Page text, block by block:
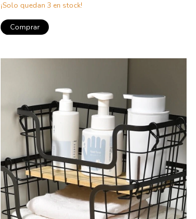
¡Solo quedan 3 en stock!
Comprar